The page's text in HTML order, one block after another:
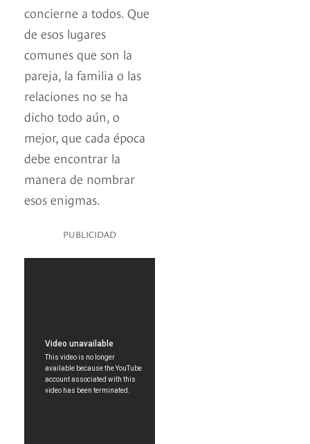
concierne a todos. Que
de esos lugares
comunes que son la
pareja, la familia o las
relaciones no se ha
dicho todo aún, o
mejor, que cada época
debe encontrar la
manera de nombrar
esos enigmas.
PUBLICIDAD